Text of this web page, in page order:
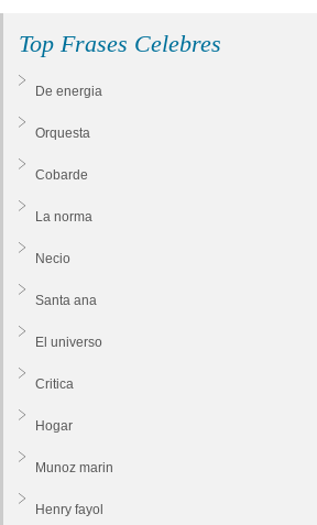
Top Frases Celebres
De energia
Orquesta
Cobarde
La norma
Necio
Santa ana
El universo
Critica
Hogar
Munoz marin
Henry fayol